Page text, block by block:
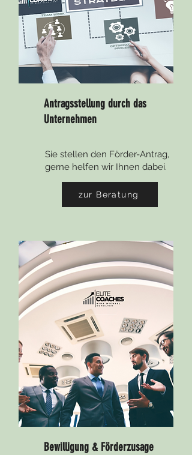
Antragsstellung durch das
Unternehmen
Sie stellen den Förder-Antrag,
gerne helfen wir Ihnen dabei.
zur Beratung
Bewilligung & Förderzusage